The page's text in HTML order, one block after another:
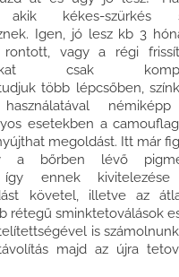
akik kékes-szürkés
Igen, jó lesz kb 3
vagy a régi
csak
több lépcsőben,
némiképp
esetekben a
megoldást. Itt már
a bőrben lévő
így ennek
követel, illetve az
rétegű sminktetoválások
is
majd az újra